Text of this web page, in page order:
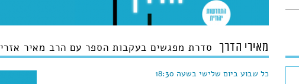
מאירי הדרך סדרת מפגשים בעקבות הספר עם הרב מאיר אזרי
כל שבוע ביום שלישי בשעה 18:30